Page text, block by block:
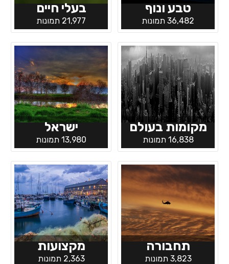
טבע ונוף
36,482 תמונות
בעלי חיים
21,977 תמונות
מקומות בעולם
16,838 תמונות
ישראל
13,980 תמונות
תחבורה
3,823 תמונות
מקצועות
2,363 תמונות